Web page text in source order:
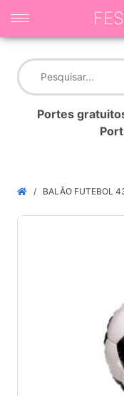
Portes
BALÃO FUTEBOL